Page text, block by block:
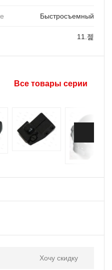
Быстросъемный
11.젩
Все товары серии
Хочу скидку